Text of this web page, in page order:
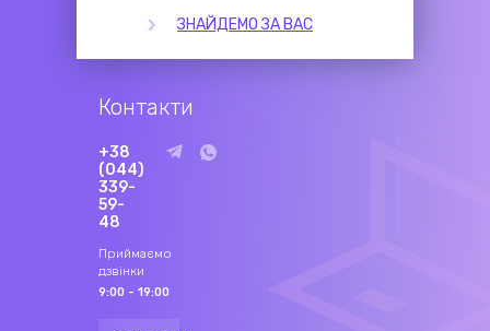
ЗНАЙДЕМО ЗА ВАС
Контакти
+38
(044)
339-
59-
48
Приймаємо
дзвінки
9:00 - 19:00